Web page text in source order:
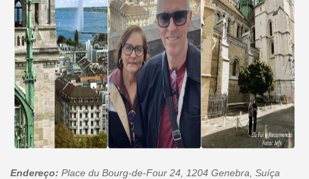
Endereço: Place du Bourg-de-Four 24, 1204 Genebra, Suíça